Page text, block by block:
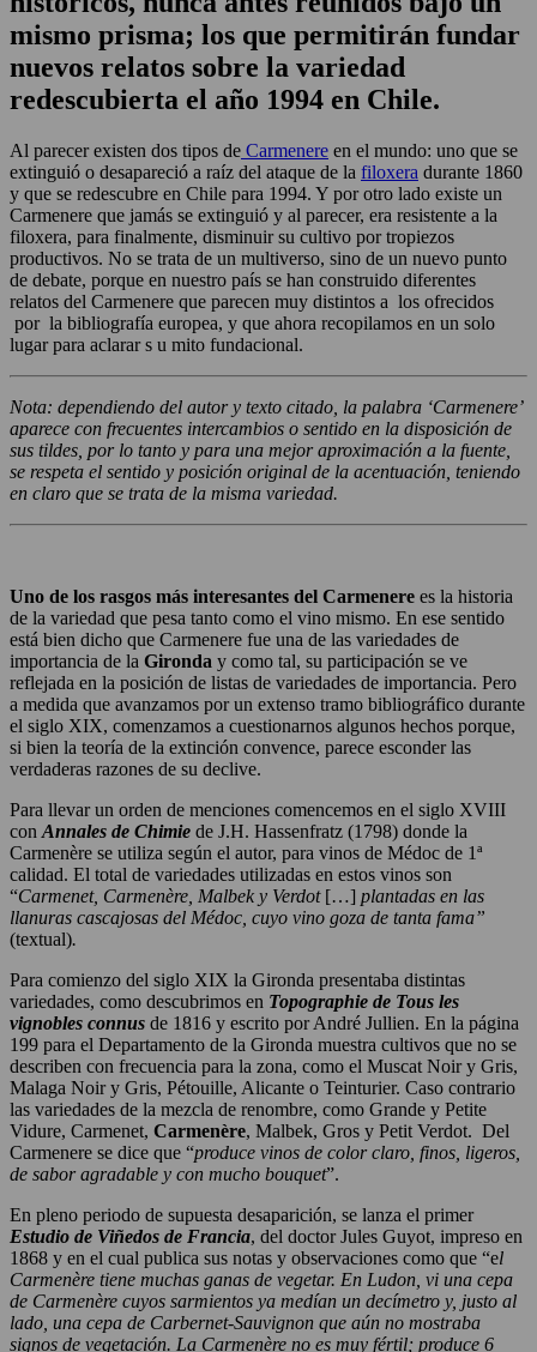
mismo prisma; los que permitirán fundar
nuevos relatos sobre la variedad
redescubierta el año 1994 en Chile.
Al parecer existen dos tipos de Carmenere en el mundo: uno que se
extinguió o desapareció a raíz del ataque de la filoxera durante 1860
y que se redescubre en Chile para 1994. Y por otro lado existe un
Carmenere que jamás se extinguió y al parecer, era resistente a la
filoxera, para finalmente, disminuir su cultivo por tropiezos
productivos. No se trata de un multiverso, sino de un nuevo punto
de debate, porque en nuestro país se han construido diferentes
relatos del Carmenere que parecen muy distintos a los ofrecidos
por la bibliografía europea, y que ahora recopilamos en un solo
lugar para aclarar s u mito fundacional.
Nota: dependiendo del autor y texto citado, la palabra ‘Carmenere’
aparece con frecuentes intercambios o sentido en la disposición de
sus tildes, por lo tanto y para una mejor aproximación a la fuente,
se respeta el sentido y posición original de la acentuación, teniendo
en claro que se trata de la misma variedad.
Uno de los rasgos más interesantes del Carmenere es la historia
de la variedad que pesa tanto como el vino mismo. En ese sentido
está bien dicho que Carmenere fue una de las variedades de
importancia de la Gironda y como tal, su participación se ve
reflejada en la posición de listas de variedades de importancia. Pero
a medida que avanzamos por un extenso tramo bibliográfico durante
el siglo XIX, comenzamos a cuestionarnos algunos hechos porque,
si bien la teoría de la extinción convence, parece esconder las
verdaderas razones de su declive.
Para llevar un orden de menciones comencemos en el siglo XVIII
con Annales de Chimie de J.H. Hassenfratz (1798) donde la
Carmenère se utiliza según el autor, para vinos de Médoc de 1ª
calidad. El total de variedades utilizadas en estos vinos son
“Carmenet, Carmenère, Malbek y Verdot […] plantadas en las
llanuras cascajosas del Médoc, cuyo vino goza de tanta fama”
(textual).
Para comienzo del siglo XIX la Gironda presentaba distintas
variedades, como descubrimos en Topographie de Tous les
vignobles connus de 1816 y escrito por André Jullien. En la página
199 para el Departamento de la Gironda muestra cultivos que no se
describen con frecuencia para la zona, como el Muscat Noir y Gris,
Malaga Noir y Gris, Pétouille, Alicante o Teinturier. Caso contrario
las variedades de la mezcla de renombre, como Grande y Petite
Vidure, Carmenet, Carmenère, Malbek, Gros y Petit Verdot. Del
Carmenere se dice que “produce vinos de color claro, finos, ligeros,
de sabor agradable y con mucho bouquet”.
En pleno periodo de supuesta desaparición, se lanza el primer
Estudio de Viñedos de Francia, del doctor Jules Guyot, impreso en
1868 y en el cual publica sus notas y observaciones como que “el
Carmenère tiene muchas ganas de vegetar. En Ludon, vi una cepa
de Carmenère cuyos sarmientos ya medían un decímetro y, justo al
lado, una cepa de Carbernet-Sauvignon que aún no mostraba
signos de vegetación. La Carmenère no es muy fértil; produce 6